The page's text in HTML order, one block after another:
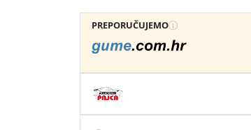
PREPORUČUJEMO